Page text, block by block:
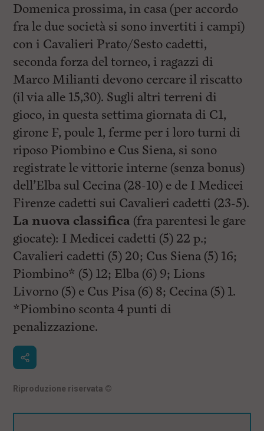
Domenica prossima, in casa (per accordo
fra le due società si sono invertiti i campi)
con i Cavalieri Prato/Sesto cadetti,
seconda forza del torneo, i ragazzi di
Marco Milianti devono cercare il riscatto
(il via alle 15,30). Sugli altri terreni di
gioco, in questa settima giornata di C1,
girone F, poule 1, ferme per i loro turni di
riposo Piombino e Cus Siena, si sono
registrate le vittorie interne (senza bonus)
dell’Elba sul Cecina (28-10) e de I Medicei
Firenze cadetti sui Cavalieri cadetti (23-5).
La nuova classifica (fra parentesi le gare
giocate): I Medicei cadetti (5) 22 p.;
Cavalieri cadetti (5) 20; Cus Siena (5) 16;
Piombino* (5) 12; Elba (6) 9; Lions
Livorno (5) e Cus Pisa (6) 8; Cecina (5) 1.
*Piombino sconta 4 punti di
penalizzazione.
Riproduzione riservata ©